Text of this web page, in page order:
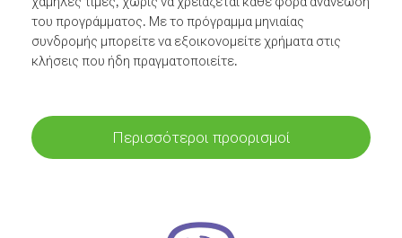
του προγράμματος. Με το πρόγραμμα μηνιαίας
συνδρομής μπορείτε να εξοικονομείτε χρήματα στις
κλήσεις που ήδη πραγματοποιείτε.
Περισσότεροι προορισμοί